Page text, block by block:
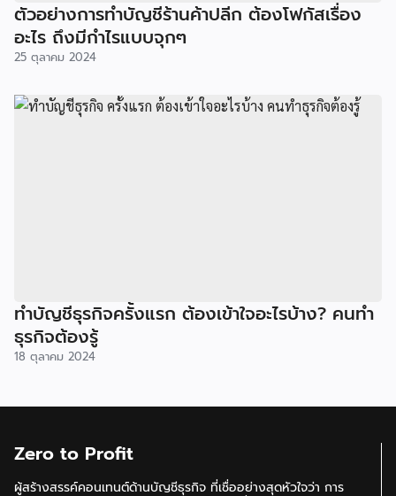
ตัวอย่างการทำบัญชีร้านค้าปลีก ต้องโฟกัสเรื่อง
อะไร ถึงมีกำไรแบบจุกๆ
25 ตุลาคม 2024
ทำบัญชีธุรกิจครั้งแรก ต้องเข้าใจอะไรบ้าง? คนทำ
ธุรกิจต้องรู้
18 ตุลาคม 2024
Zero to Profit
ผู้สร้างสรรค์คอนเทนต์ด้านบัญชีธุรกิจ ที่เชื่ออย่างสุดหัวใจว่า การ